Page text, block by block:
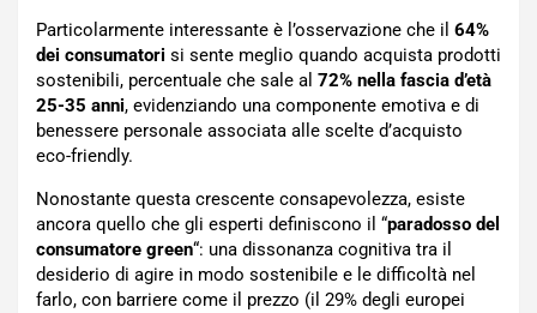
Particolarmente interessante è l’osservazione che il 64%
dei consumatori si sente meglio quando acquista prodotti
sostenibili, percentuale che sale al 72% nella fascia d’età
25-35 anni, evidenziando una componente emotiva e di
benessere personale associata alle scelte d’acquisto
eco-friendly.
Nonostante questa crescente consapevolezza, esiste
ancora quello che gli esperti definiscono il “paradosso del
consumatore green“: una dissonanza cognitiva tra il
desiderio di agire in modo sostenibile e le difficoltà nel
farlo, con barriere come il prezzo (il 29% degli europei